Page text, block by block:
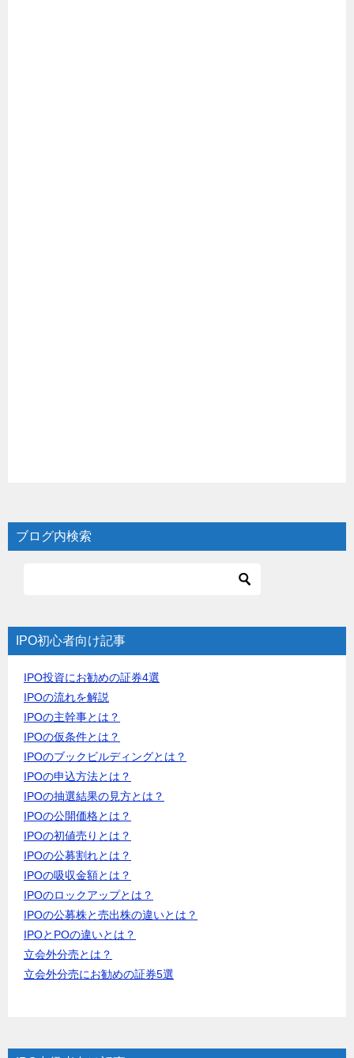
ブログ内検索
IPO初心者向け記事
IPO投資にお勧めの証券4選
IPOの流れを解説
IPOの主幹事とは？
IPOの仮条件とは？
IPOのブックビルディングとは？
IPOの申込方法とは？
IPOの抽選結果の見方とは？
IPOの公開価格とは？
IPOの初値売りとは？
IPOの公募割れとは？
IPOの吸収金額とは？
IPOのロックアップとは？
IPOの公募株と売出株の違いとは？
IPOとPOの違いとは？
立会外分売とは？
立会外分売にお勧めの証券5選